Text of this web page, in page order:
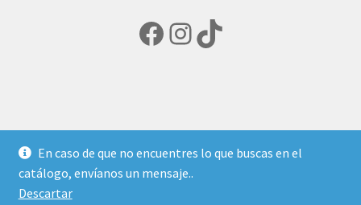
Facebook
Instagram
TikTok
Política de privacidad
Creado con Storefront y
WooCommerce.
En caso de que no encuentres lo que buscas en el
catálogo, envíanos un mensaje..
Descartar